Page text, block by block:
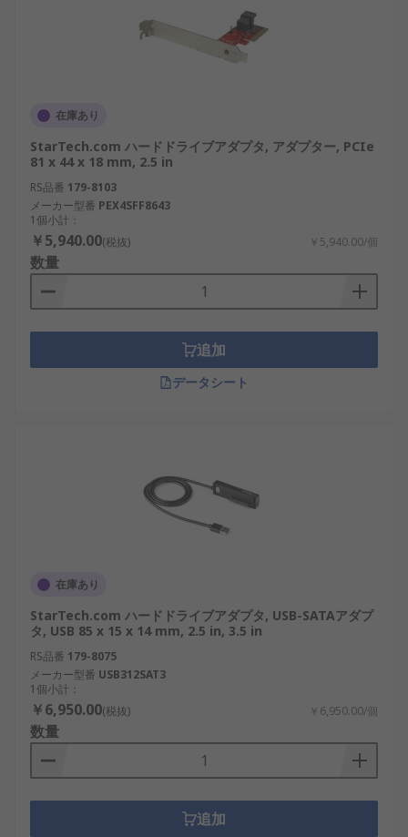
在庫あり
StarTech.com ハードドライブアダプタ, アダプター, PCIe
81 x 44 x 18 mm, 2.5 in
RS品番 179-8103
メーカー型番 PEX4SFF8643
1個小計：
￥5,940.00(税抜) ￥5,940.00/個
数量
追加
データシート
在庫あり
StarTech.com ハードドライブアダプタ, USB-SATAアダプ
タ, USB 85 x 15 x 14 mm, 2.5 in, 3.5 in
RS品番 179-8075
メーカー型番 USB312SAT3
1個小計：
￥6,950.00(税抜) ￥6,950.00/個
数量
追加